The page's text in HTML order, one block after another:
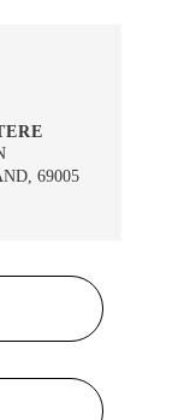
69005